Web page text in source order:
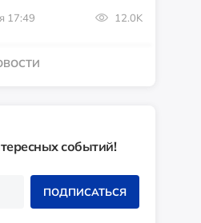
17:49 12.0K
событий!
ПОДПИСАТЬСЯ